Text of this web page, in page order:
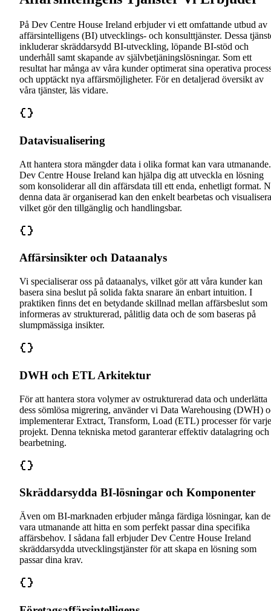
På Dev Centre House Ireland erbjuder vi ett omfattande utbud av
affärsintelligens (BI) utvecklings- och konsulttjänster. Dessa
inkluderar skräddarsydd BI-utveckling, löpande BI-stöd och
underhåll samt skapande av självbetjäningslösningar. Som ett
resultat har många av våra kunder optimerat sina operativa
och upptäckt nya affärsmöjligheter. För en detaljerad översikt av
våra tjänster, läs vidare.
Datavisualisering
Att hantera stora mängder data i olika format kan vara utmanande.
Dev Centre House Ireland kan hjälpa dig att utveckla en lösning
som konsoliderar all din affärsdata till ett enda, enhetligt format.
denna data är organiserad kan den enkelt bearbetas och
vilket gör den tillgänglig och handlingsbar.
Affärsinsikter och Dataanalys
Vi specialiserar oss på dataanalys, vilket gör att våra kunder kan
basera sina beslut på solida fakta snarare än enbart intuition. I
praktiken finns det en betydande skillnad mellan affärsbeslut som
informeras av strukturerad, pålitlig data och de som baseras på
slumpmässiga insikter.
DWH och ETL Arkitektur
För att hantera stora volymer av ostrukturerad data och underlätta
dess sömlösa migrering, använder vi Data Warehousing (DWH)
implementerar Extract, Transform, Load (ETL) processer för varje
projekt. Denna tekniska metod garanterar effektiv datalagring och
bearbetning.
Skräddarsydda BI-lösningar och Komponenter
Även om BI-marknaden erbjuder många färdiga lösningar, kan
vara utmanande att hitta en som perfekt passar dina specifika
affärsbehov. I sådana fall erbjuder Dev Centre House Ireland
skräddarsydda utvecklingstjänster för att skapa en lösning som
passar dina krav.